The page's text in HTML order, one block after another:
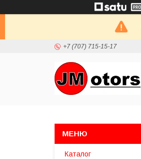
+7 (707) 715-15-17
Каталог